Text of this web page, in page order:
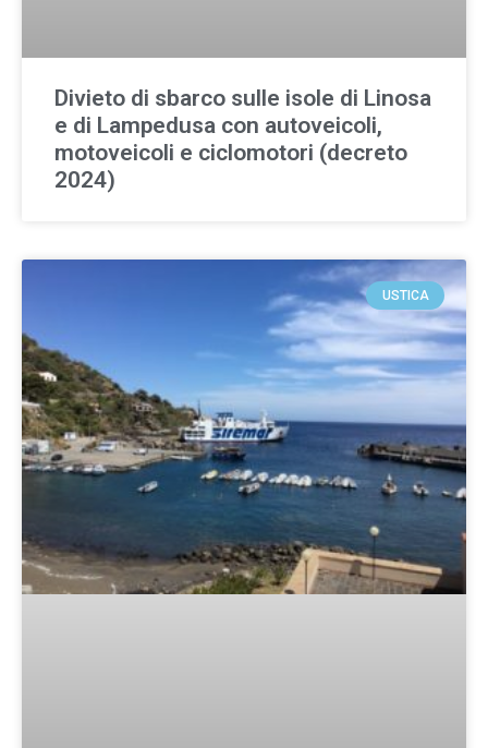
Divieto di sbarco sulle isole di Linosa
e di Lampedusa con autoveicoli,
motoveicoli e ciclomotori (decreto
2024)
USTICA